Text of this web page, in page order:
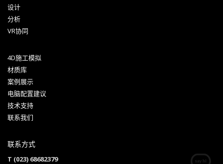
设计
分析
VR协同
4D施工模拟
材质库
案例展示
电脑配置建议
技术支持
联系我们
联系方式
T (023) 68682379